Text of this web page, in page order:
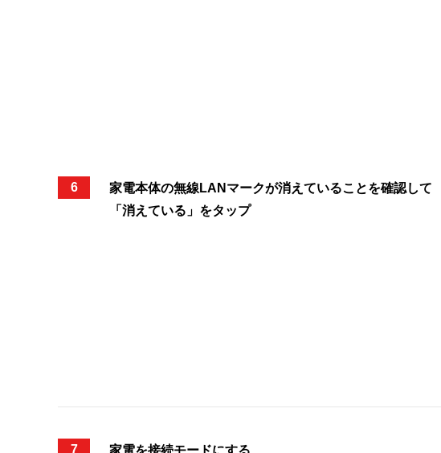
6
家電本体の無線LANマークが消えていることを確認して
「消えている」 をタップ
7 家電を接続モードにする